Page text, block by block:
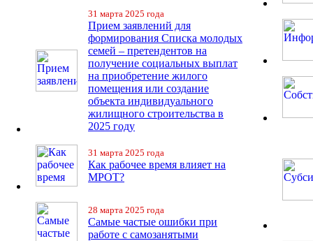
31 марта 2025 года
Прием заявлений для
формирования Списка молодых
семей – претендентов на
получение социальных выплат
на приобретение жилого
помещения или создание
объекта индивидуального
жилищного строительства в
2025 году
31 марта 2025 года
Как рабочее время влияет на
МРОТ?
28 марта 2025 года
Самые частые ошибки при
работе с самозанятыми